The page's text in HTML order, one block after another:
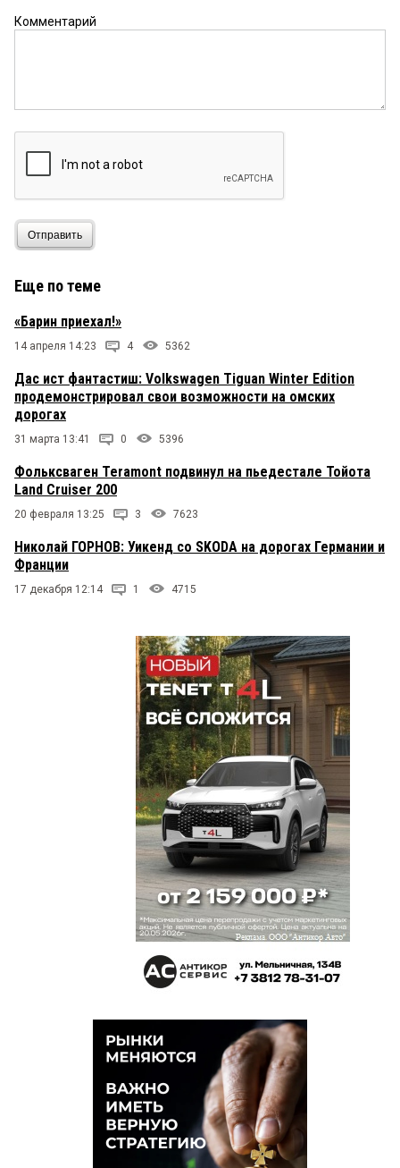
Комментарий
Отправить
Еще по теме
«Барин приехал!»
14 апреля 14:23 4 5362
Дас ист фантастиш: Volkswagen Tiguan Winter Edition
продемонстрировал свои возможности на омских
дорогах
31 марта 13:41 0 5396
Фольксваген Teramont подвинул на пьедестале Тойота
Land Cruiser 200
20 февраля 13:25 3 7623
Николай ГОРНОВ: Уикенд со SKODA на дорогах Германии и
Франции
17 декабря 12:14 1 4715